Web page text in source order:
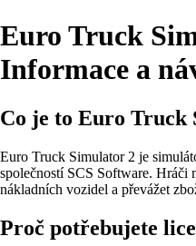
Euro Truck
Informace a
Co je to Euro Truck
Euro Truck Simulator 2 je
společností SCS Software. Hráči
nákladních vozidel a převážet
Proč potřebujete